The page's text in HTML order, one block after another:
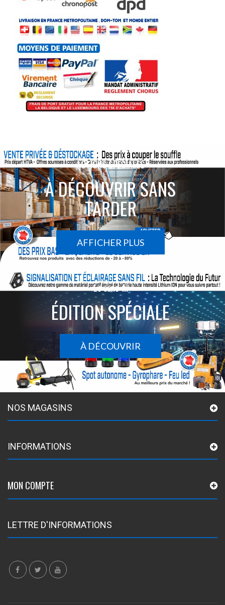
ACTIONS SPÉCIALES
À DÉCOUVRIR SANS
TARDER
AFFICHER PLUS
Le sans-fil
ÉDITION SPÉCIALE
À DÉCOUVRIR
NOS MAGASINS
INFORMATIONS
MON COMPTE
LETTRE D'INFORMATIONS